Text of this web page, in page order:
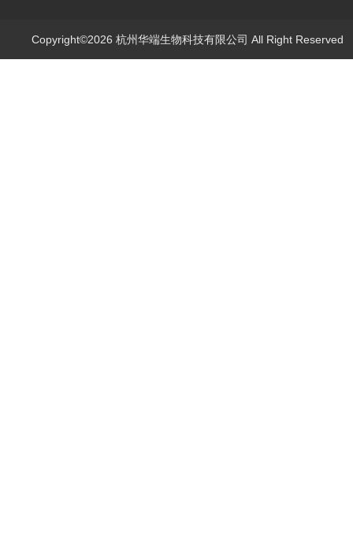
Copyright©2026 杭州华端生物科技有限公司 All Right